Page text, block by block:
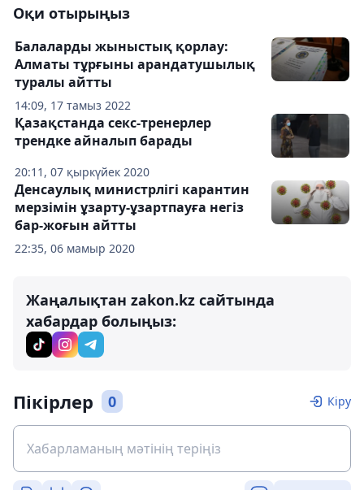
Оқи отырыңыз
14:09, 17 тамыз 2022
Балаларды жыныстық қорлау:
Алматы тұрғыны арандатушылық
туралы айтты
20:11, 07 қыркүйек 2020
Қазақстанда секс-тренерлер
трендке айналып барады
22:35, 06 мамыр 2020
Денсаулық министрлігі карантин
мерзімін ұзарту-ұзартпауға негіз
бар-жоғын айтты
Жаңалықтан zakon.kz сайтында
хабардар болыңыз:
Пікірлер 0 Кіру